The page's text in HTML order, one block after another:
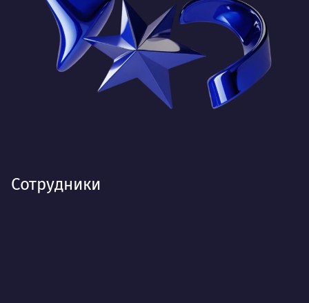
Сотрудники